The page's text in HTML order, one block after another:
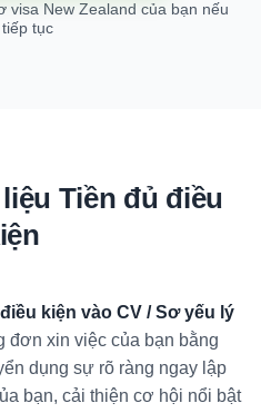
visa New Zealand của bạn nếu
tiếp tục
Tiền đủ điều
kiện vào CV / Sơ yếu lý
đơn xin việc của bạn bằng
dụng sự rõ ràng ngay lập
bạn, cải thiện cơ hội nổi bật